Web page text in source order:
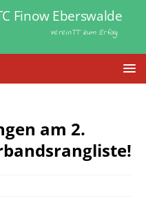
VereinTT zum Erfolg
Finow Eberswalde
am 2.